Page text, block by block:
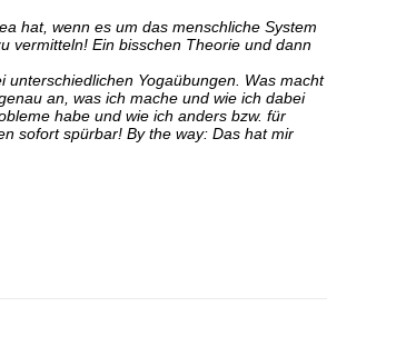
hat, wenn es um das menschliche System
vermitteln! Ein bisschen Theorie und dann
Yogaübungen. Was macht
an, was ich mache und wie ich dabei
habe und wie ich anders bzw. für
sofort spürbar! By the way: Das hat mir